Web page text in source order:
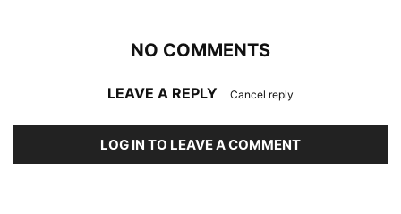
NO COMMENTS
LEAVE A REPLY Cancel reply
LOG IN TO LEAVE A COMMENT